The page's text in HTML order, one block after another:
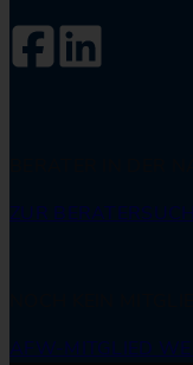
ZUR
AFW-MITGLIED